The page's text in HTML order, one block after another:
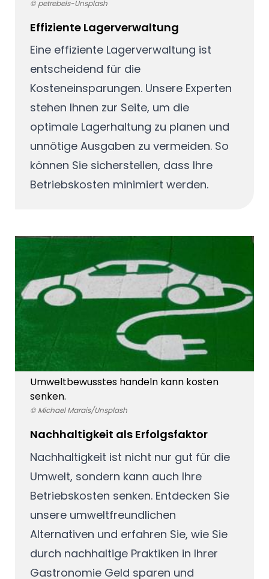
© petrebels-Unsplash
Effiziente Lagerverwaltung
Eine effiziente Lagerverwaltung ist
entscheidend für die
Kosteneinsparungen. Unsere Experten
stehen Ihnen zur Seite, um die
optimale Lagerhaltung zu planen und
unnötige Ausgaben zu vermeiden. So
können Sie sicherstellen, dass Ihre
Betriebskosten minimiert werden.
Umweltbewusstes handeln kann kosten
senken.
© Michael Marais/Unsplash
Nachhaltigkeit als Erfolgsfaktor
Nachhaltigkeit ist nicht nur gut für die
Umwelt, sondern kann auch Ihre
Betriebskosten senken. Entdecken Sie
unsere umweltfreundlichen
Alternativen und erfahren Sie, wie Sie
durch nachhaltige Praktiken in Ihrer
Gastronomie Geld sparen und